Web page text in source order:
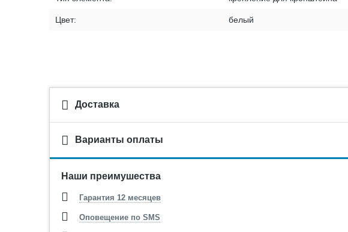
Цвет: белый
Доставка
Варианты оплаты
Наши преимушества
Гарантия 12 месяцев
Оповещение по SMS